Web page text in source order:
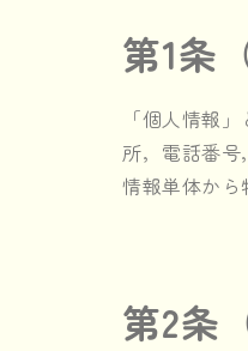
第1条
「個人情報
所，電話番
情報単体から
第2条